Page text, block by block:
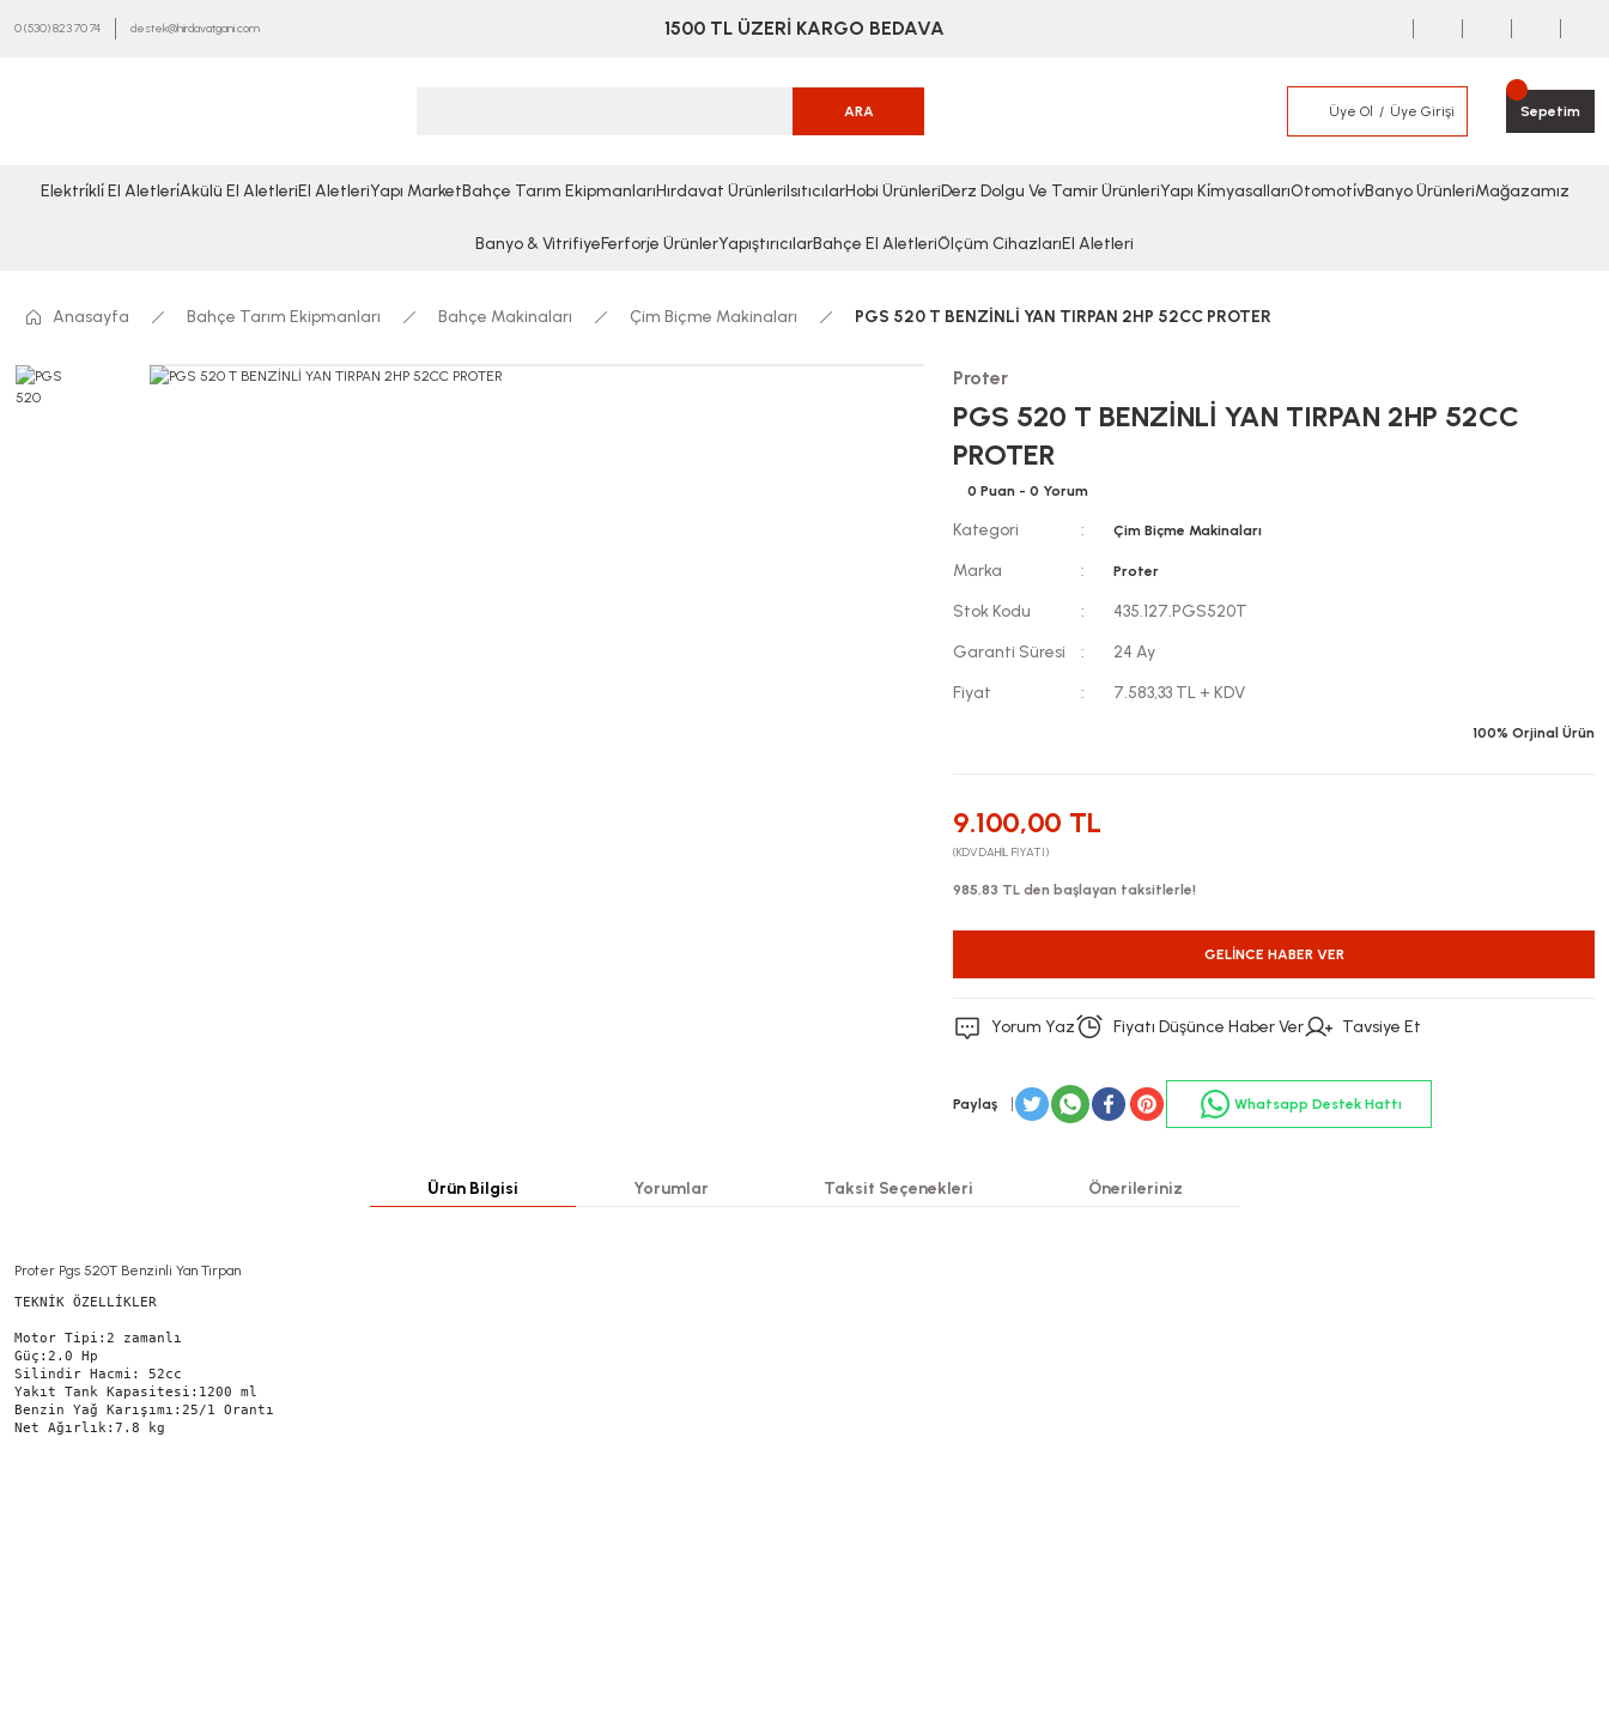
0 (530) 823 70 74 destek@hirdavatgani.com 1500 TL ÜZERİ KARGO BEDAVA
ARA Üye Ol Üye Girişi Sepetim
Elektri̇kli̇ El Aletleri̇Akülü El AletleriEl AletleriYapı MarketBahçe Tarım EkipmanlarıHırdavat ÜrünleriIsıtıcılarHobi ÜrünleriDerz Dolgu Ve Tamir ÜrünleriYapı Ki̇myasallarıOtomoti̇vBanyo ÜrünleriMağazamız
Banyo & VitrifiyeFerforje ÜrünlerYapıştırıcılarBahçe El AletleriÖlçüm CihazlarıEl Aletleri
Anasayfa Bahçe Tarım Ekipmanları Bahçe Makinaları Çim Biçme Makinaları PGS 520 T BENZİNLİ YAN TIRPAN 2HP 52CC PROTER
Proter
PGS 520 T BENZİNLİ YAN TIRPAN 2HP 52CC
PROTER
0 Puan - 0 Yorum
Kategori Çim Biçme Makinaları
Marka Proter
Stok Kodu
435.127.PGS520T
Garanti Süresi
24 Ay
Fiyat
7.583,33 TL + KDV
100% Orjinal Ürün
9.100,00 TL
(KDV DAHİL FİYATI)
985,83 TL den başlayan taksitlerle!
GELINCE HABER VER
Yorum Yaz Fiyatı Düşünce Haber Ver Tavsiye Et
Paylaş Whatsapp Destek Hattı
Ürün Bilgisi Yorumlar Taksit Seçenekleri Önerileriniz
Proter Pgs 520T Benzinli Yan Tırpan
TEKNİK ÖZELLİKLER
Motor Tipi:2 zamanlı
Güç:2.0 Hp
Silindir Hacmi: 52cc
Yakıt Tank Kapasitesi:1200 ml
Benzin Yağ Karışımı:25/1 Orantı
Net Ağırlık:7.8 kg